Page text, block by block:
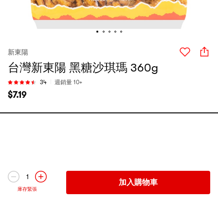
新東陽
台灣新東陽 黑糖沙琪瑪 360g
34 週銷量 10+
$7.19
1
庫存緊張
加入購物車